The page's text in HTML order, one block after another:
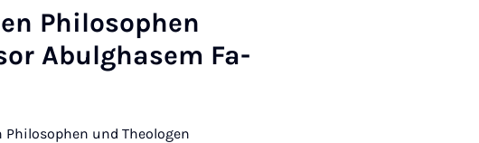
Phi­lo­so­phen
Ab­ulg­ha­sem Fa­
und Theologen